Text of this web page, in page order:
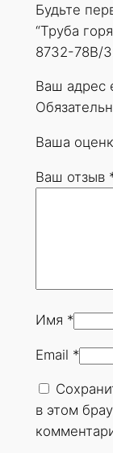
Будьте
“Труба
8732-78В/
Ваш адрес
Ваша
Ваш отзыв
Имя *
Email *
в этом